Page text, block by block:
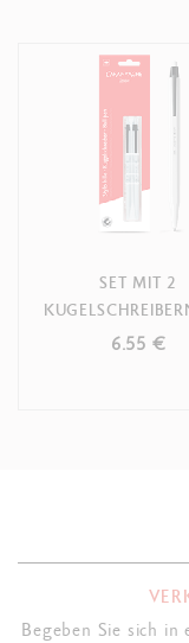
SET MIT 2
MIT 6.55 €
Begeben Sie sich